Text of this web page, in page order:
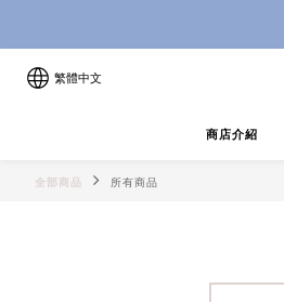
繁體中文
商店介紹
全部商品 所有商品